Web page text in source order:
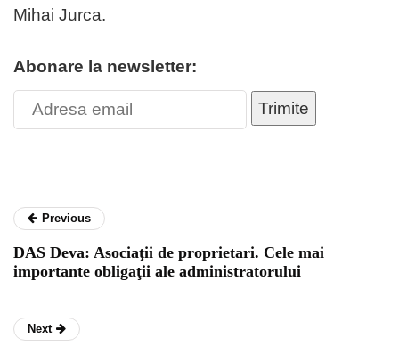
Mihai Jurca.
Abonare la newsletter:
Trimite
Previous
DAS Deva: Asociaţii de proprietari. Cele mai
importante obligaţii ale administratorului
Next